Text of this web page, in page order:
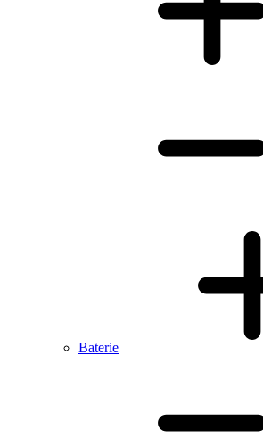
Baterie